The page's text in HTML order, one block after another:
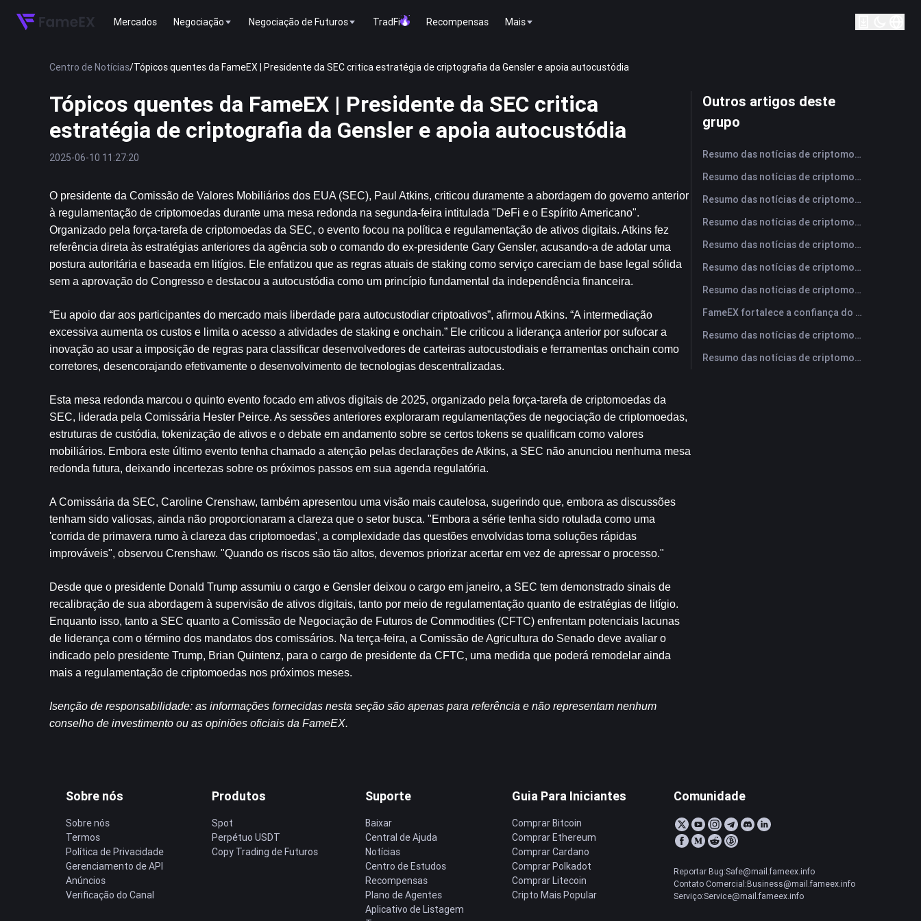
Mercados Negociação Negociação de Futuros TradFi Recompensas Mais
Centro de Notícias/Tópicos quentes da FameEX | Presidente da SEC critica estratégia de criptografia da Gensler e apoia autocustódia
Tópicos quentes da FameEX | Presidente da SEC critica
estratégia de criptografia da Gensler e apoia autocustódia
2025-06-10 11:27:20
O presidente da Comissão de Valores Mobiliários dos EUA (SEC), Paul Atkins, criticou duramente a abordagem do governo anterior
à regulamentação de criptomoedas durante uma mesa redonda na segunda-feira intitulada "DeFi e o Espírito Americano".
Organizado pela força-tarefa de criptomoedas da SEC, o evento focou na política e regulamentação de ativos digitais. Atkins fez
referência direta às estratégias anteriores da agência sob o comando do ex-presidente Gary Gensler, acusando-a de adotar uma
postura autoritária e baseada em litígios. Ele enfatizou que as regras atuais de staking como serviço careciam de base legal sólida
sem a aprovação do Congresso e destacou a autocustódia como um princípio fundamental da independência financeira.
“Eu apoio dar aos participantes do mercado mais liberdade para autocustodiar criptoativos”, afirmou Atkins. “A intermediação
excessiva aumenta os custos e limita o acesso a atividades de staking e onchain.” Ele criticou a liderança anterior por sufocar a
inovação ao usar a imposição de regras para classificar desenvolvedores de carteiras autocustodiais e ferramentas onchain como
corretores, desencorajando efetivamente o desenvolvimento de tecnologias descentralizadas.
Esta mesa redonda marcou o quinto evento focado em ativos digitais de 2025, organizado pela força-tarefa de criptomoedas da
SEC, liderada pela Comissária Hester Peirce. As sessões anteriores exploraram regulamentações de negociação de criptomoedas,
estruturas de custódia, tokenização de ativos e o debate em andamento sobre se certos tokens se qualificam como valores
mobiliários. Embora este último evento tenha chamado a atenção pelas declarações de Atkins, a SEC não anunciou nenhuma mesa
redonda futura, deixando incertezas sobre os próximos passos em sua agenda regulatória.
A Comissária da SEC, Caroline Crenshaw, também apresentou uma visão mais cautelosa, sugerindo que, embora as discussões
tenham sido valiosas, ainda não proporcionaram a clareza que o setor busca. "Embora a série tenha sido rotulada como uma
'corrida de primavera rumo à clareza das criptomoedas', a complexidade das questões envolvidas torna soluções rápidas
improváveis", observou Crenshaw. "Quando os riscos são tão altos, devemos priorizar acertar em vez de apressar o processo."
Desde que o presidente Donald Trump assumiu o cargo e Gensler deixou o cargo em janeiro, a SEC tem demonstrado sinais de
recalibração de sua abordagem à supervisão de ativos digitais, tanto por meio de regulamentação quanto de estratégias de litígio.
Enquanto isso, tanto a SEC quanto a Comissão de Negociação de Futuros de Commodities (CFTC) enfrentam potenciais lacunas
de liderança com o término dos mandatos dos comissários. Na terça-feira, a Comissão de Agricultura do Senado deve avaliar o
indicado pelo presidente Trump, Brian Quintenz, para o cargo de presidente da CFTC, uma medida que poderá remodelar ainda
mais a regulamentação de criptomoedas nos próximos meses.
Isenção de responsabilidade: as informações fornecidas nesta seção são apenas para referência e não representam nenhum
conselho de investimento ou as opiniões oficiais da FameEX.
Outros artigos deste
grupo
Resumo das notícias de criptomoedas da FameEX hoje | 6 de agosto de 2026
Resumo das notícias de criptomoedas da FameEX hoje | 5 de agosto de 2026
Resumo das notícias de criptomoedas da FameEX hoje | 4 de agosto de 2026
Resumo das notícias de criptomoedas da FameEX hoje | 3 de agosto de 2026
Resumo das notícias de criptomoedas da FameEX hoje | 31 de julho de 2026
Resumo das notícias de criptomoedas da FameEX hoje | 30 de julho de 2026
Resumo das notícias de criptomoedas da FameEX hoje | 29 de julho de 2026
FameEX fortalece a confiança do usuário por meio de oito anos de operações estáveis ​​e crescimento global
Resumo das notícias de criptomoedas da FameEX hoje | 28 de julho de 2026
Resumo das notícias de criptomoedas da FameEX hoje | 27 de julho de 2026
Sobre nós
Sobre nós
Termos
Política de Privacidade
Gerenciamento de API
Anúncios
Verificação do Canal
Produtos
Spot
Perpétuo USDT
Copy Trading de Futuros
Suporte
Baixar
Central de Ajuda
Notícias
Centro de Estudos
Recompensas
Plano de Agentes
Aplicativo de Listagem
Guia Para Iniciantes
Comprar Bitcoin
Comprar Ethereum
Comprar Cardano
Comprar Polkadot
Comprar Litecoin
Cripto Mais Popular
Comunidade
Reportar Bug:Safe@mail.fameex.info
Contato Comercial:Business@mail.fameex.info
Serviço:Service@mail.fameex.info